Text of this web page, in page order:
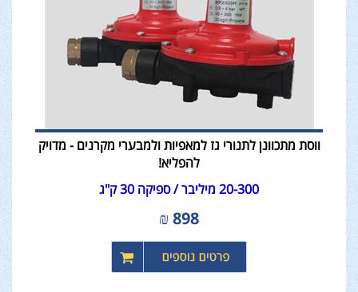
ווסת מתכוונן לתנורי גז למאפיות ולמבערי מקרנים - מדויק
להפליא!
20-300 מיליבר / ספיקה 30 ק"ג
898
₪